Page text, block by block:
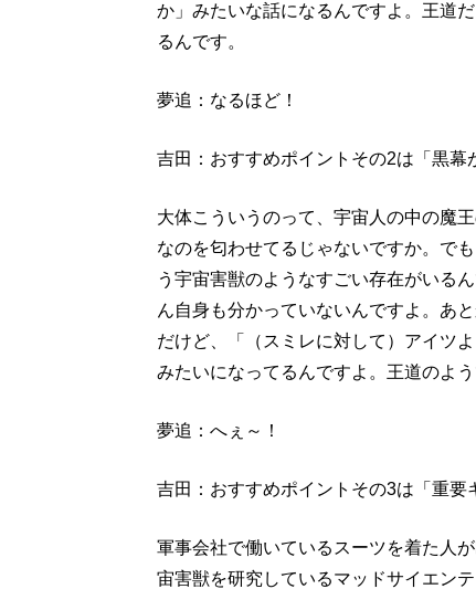
か」みたいな話になるんですよ。王道
るんです。
夢追：なるほど！
吉田：おすすめポイントその2は「黒幕
大体こういうのって、宇宙人の中の魔
なのを匂わせてるじゃないですか。で
う宇宙害獣のようなすごい存在がいる
ん自身も分かっていないんですよ。あ
だけど、「（スミレに対して）アイツ
みたいになってるんですよ。王道のよ
夢追：へぇ～！
吉田：おすすめポイントその3は「重要
軍事会社で働いているスーツを着た人
宙害獣を研究しているマッドサイエン